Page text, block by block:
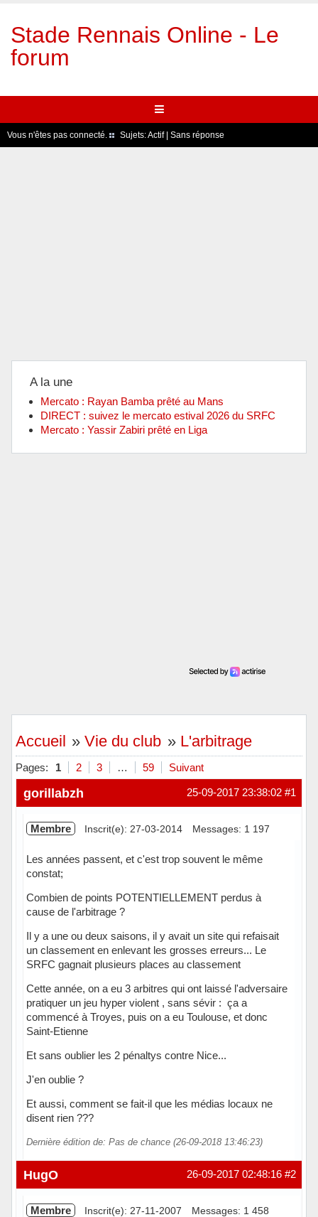
Stade Rennais Online - Le
forum
Vous n'êtes pas connecté. Sujets:Actif| Sans réponse
A la une
Mercato : Rayan Bamba prêté au Mans
DIRECT : suivez le mercato estival 2026 du SRFC
Mercato : Yassir Zabiri prêté en Liga
Accueil »Vie du club » L'arbitrage
Pages: 1 2 3 … 59 Suivant
#1
25-09-2017 23:38:02
gorillabzh
Membre Inscrit(e): 27-03-2014 Messages: 1 197
Les années passent, et c'est trop souvent le même
constat;
Combien de points POTENTIELLEMENT perdus à
cause de l'arbitrage ?
Il y a une ou deux saisons, il y avait un site qui refaisait
un classement en enlevant les grosses erreurs... Le
SRFC gagnait plusieurs places au classement
Cette année, on a eu 3 arbitres qui ont laissé l'adversaire
pratiquer un jeu hyper violent , sans sévir : ça a
commencé à Troyes, puis on a eu Toulouse, et donc
Saint-Etienne
Et sans oublier les 2 pénaltys contre Nice...
J'en oublie ?
Et aussi, comment se fait-il que les médias locaux ne
disent rien ???
Dernière édition de: Pas de chance (26-09-2018 13:46:23)
Hors ligne #2
26-09-2017 02:48:16
HugO
Membre Inscrit(e): 27-11-2007 Messages: 1 458